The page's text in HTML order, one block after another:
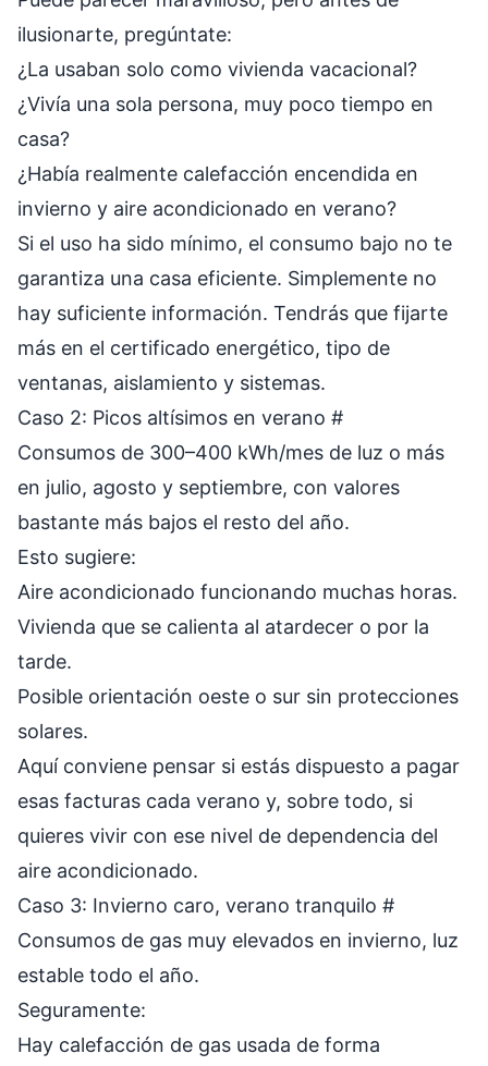
ilusionarte, pregúntate:
¿La usaban solo como vivienda vacacional?
¿Vivía una sola persona, muy poco tiempo en
casa?
¿Había realmente calefacción encendida en
invierno y aire acondicionado en verano?
Si el uso ha sido mínimo, el consumo bajo no te
garantiza una casa eficiente. Simplemente no
hay suficiente información. Tendrás que fijarte
más en el certificado energético, tipo de
ventanas, aislamiento y sistemas.
Caso 2: Picos altísimos en verano #
Consumos de 300–400 kWh/mes de luz o más
en julio, agosto y septiembre, con valores
bastante más bajos el resto del año.
Esto sugiere:
Aire acondicionado funcionando muchas horas.
Vivienda que se calienta al atardecer o por la
tarde.
Posible orientación oeste o sur sin protecciones
solares.
Aquí conviene pensar si estás dispuesto a pagar
esas facturas cada verano y, sobre todo, si
quieres vivir con ese nivel de dependencia del
aire acondicionado.
Caso 3: Invierno caro, verano tranquilo #
Consumos de gas muy elevados en invierno, luz
estable todo el año.
Seguramente:
Hay calefacción de gas usada de forma